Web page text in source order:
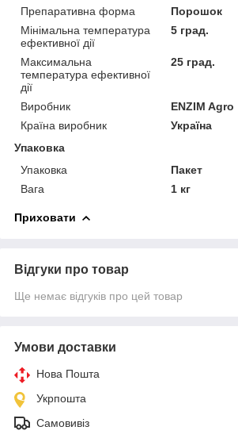
Препаративна форма
Порошок
Мінімальна температура
ефективної дії
5 град.
Максимальна
температура ефективної
дії
25 град.
Виробник
ENZIM Agro
Країна виробник
Україна
Упаковка
Упаковка
Пакет
Вага
1 кг
Приховати
Відгуки про товар
Ще немає відгуків про цей товар
Умови доставки
Нова Пошта
Укрпошта
Самовивіз